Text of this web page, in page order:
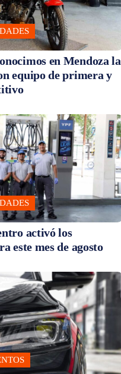
en Mendoza la
equipo de primera y
activó los
este mes de agosto